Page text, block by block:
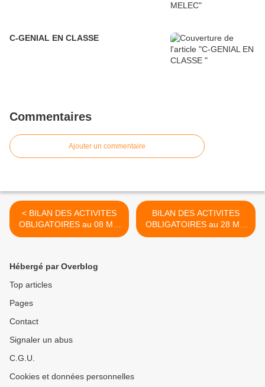
C-GENIAL EN CLASSE
Commentaires
Ajouter un commentaire
< BILAN DES ACTIVITES
OBLIGATOIRES au 08 Mai
2020
BILAN DES ACTIVITES
OBLIGATOIRES au 28 Mai
2020 >
Hébergé par Overblog
Top articles
Pages
Contact
Signaler un abus
C.G.U.
Cookies et données personnelles